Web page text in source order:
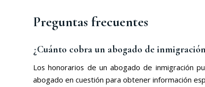
Preguntas frecuentes
¿Cuánto cobra un abogado de
Los honorarios de un abogado de inmigración
abogado en cuestión para obtener información